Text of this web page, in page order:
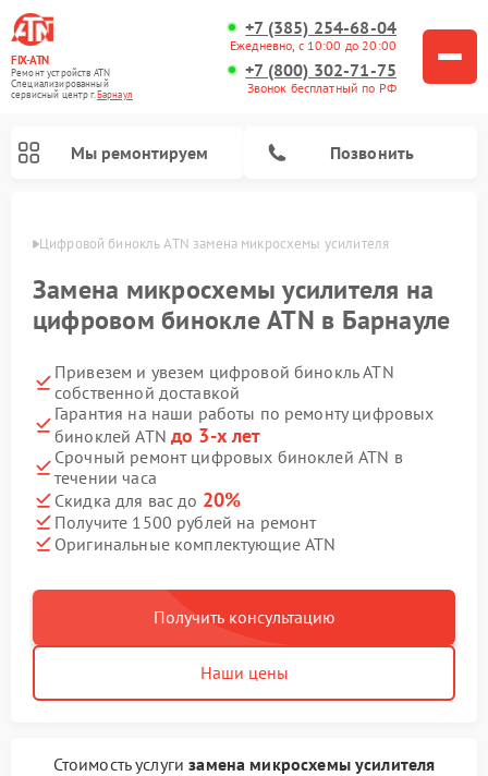
FIX-ATN
Ремонт устройств ATN
Специализированный
cервисный центр г.Барнаул
+7 (385) 254-68-04
Ежедневно, с 10:00 до 20:00
+7 (800) 302-71-75
Звонок бесплатный по РФ
Мы ремонтируем Позвонить
Цифровой бинокль ATN замена микросхемы усилителя
Замена микросхемы усилителя на
цифровом бинокле ATN в Барнауле
Привезем и увезем цифровой бинокль ATN
собственной доставкой
Гарантия на наши работы по ремонту цифровых
биноклей ATN до 3-х лет
Срочный ремонт цифровых биноклей ATN в
течении часа
Скидка для вас до 20%
Получите 1500 рублей на ремонт
Оригинальные комплектующие ATN
Получить консультацию
Наши цены
Стоимость услугизамена микросхемы усилителя